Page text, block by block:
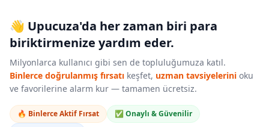
👋 Upucuza'da her zaman biri para
biriktirmenize yardım eder.
Milyonlarca kullanıcı gibi sen de topluluğumuza katıl.
Binlerce doğrulanmış fırsatı keşfet, uzman tavsiyelerini oku
ve favorilerine alarm kur — tamamen ücretsiz.
🔥 Binlerce Aktif Fırsat
✅ Onaylı & Güvenilir